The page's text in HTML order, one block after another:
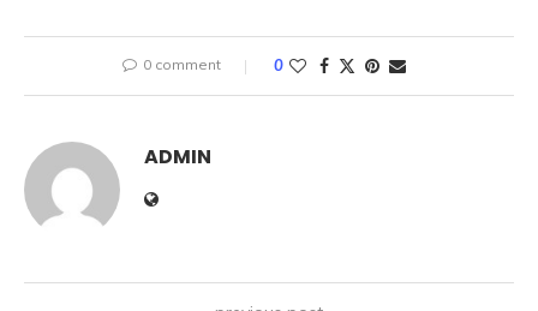
0 comment 0
ADMIN